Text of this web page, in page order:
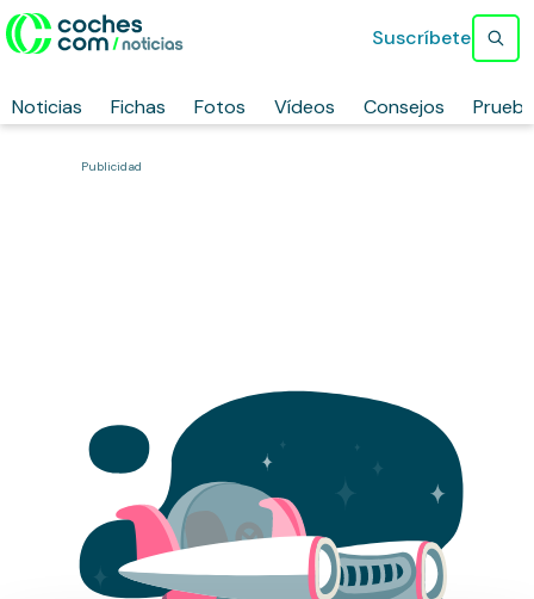
Noticias Fichas Fotos Vídeos Consejos
Suscríbete
Publicidad